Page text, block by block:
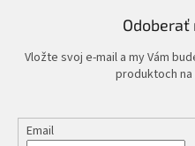
Vložte svoj e-mail a my Vám
produktoch
Email